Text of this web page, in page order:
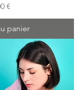
€
panier